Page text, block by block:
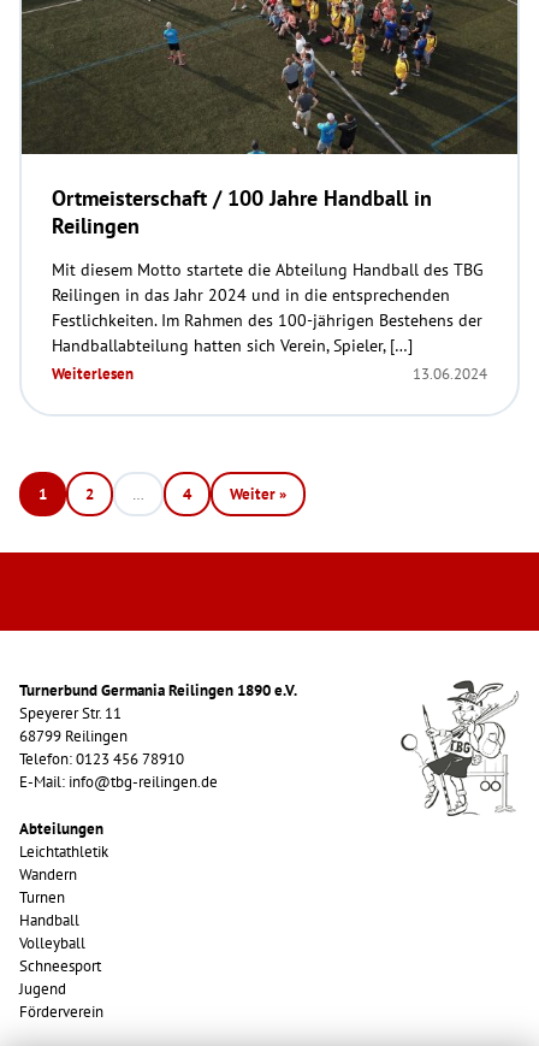
Ortmeisterschaft / 100 Jahre Handball in
Reilingen
Mit diesem Motto startete die Abteilung Handball des TBG
Reilingen in das Jahr 2024 und in die entsprechenden
Festlichkeiten. Im Rahmen des 100-jährigen Bestehens der
Handballabteilung hatten sich Verein, Spieler, […]
Weiterlesen 13.06.2024
1 2 … 4 Weiter »
Turnerbund Germania Reilingen 1890 e.V.
Speyerer Str. 11
68799 Reilingen
Telefon: 0123 456 78910
E-Mail: info@tbg-reilingen.de
Abteilungen
Leichtathletik
Wandern
Turnen
Handball
Volleyball
Schneesport
Jugend
Förderverein